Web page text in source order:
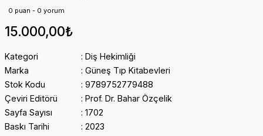
0 puan - 0 yorum
15.000,00₺
Kategori
Diş Hekimliği
Marka
Güneş Tıp Kitabevleri
Stok Kodu
9789752779488
Çeviri Editörü
Prof. Dr. Bahar Özçelik
Sayfa Sayısı
1702
Baskı Tarihi
2023